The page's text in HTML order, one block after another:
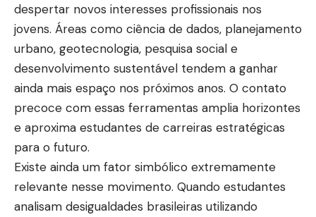
despertar novos interesses profissionais nos
jovens. Áreas como ciência de dados, planejamento
urbano, geotecnologia, pesquisa social e
desenvolvimento sustentável tendem a ganhar
ainda mais espaço nos próximos anos. O contato
precoce com essas ferramentas amplia horizontes
e aproxima estudantes de carreiras estratégicas
para o futuro.
Existe ainda um fator simbólico extremamente
relevante nesse movimento. Quando estudantes
analisam desigualdades brasileiras utilizando